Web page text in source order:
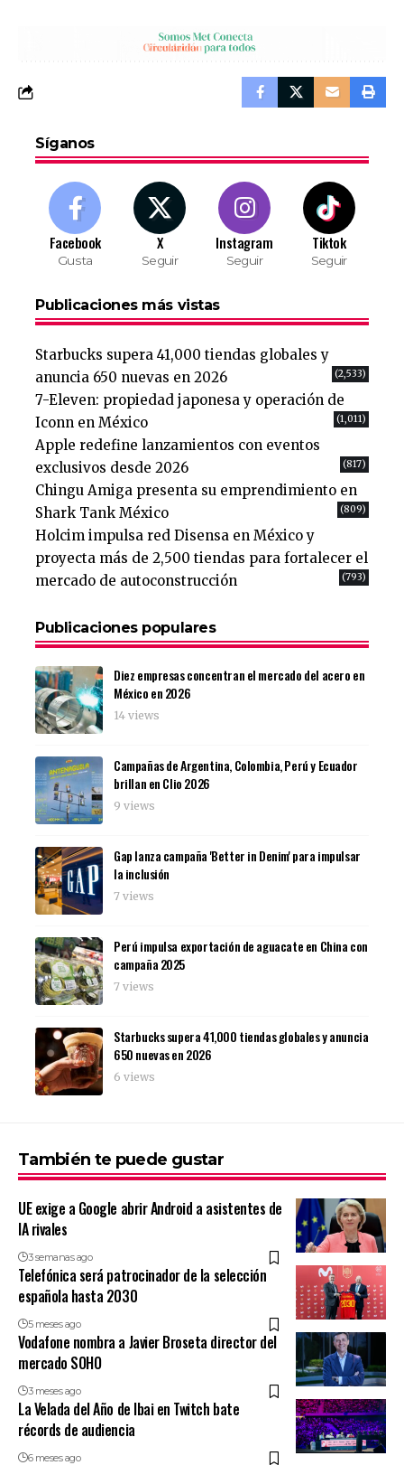
Síganos
Facebook
Gusta
X
Seguir
Instagram
Seguir
Tiktok
Seguir
Publicaciones más vistas
Starbucks supera 41,000 tiendas globales y
anuncia 650 nuevas en 2026
(2,533)
7-Eleven: propiedad japonesa y operación de
Iconn en México
(1,011)
Apple redefine lanzamientos con eventos
exclusivos desde 2026
(817)
Chingu Amiga presenta su emprendimiento en
Shark Tank México
(809)
Holcim impulsa red Disensa en México y
proyecta más de 2,500 tiendas para fortalecer el
mercado de autoconstrucción
(793)
Publicaciones populares
Diez empresas concentran el mercado del acero en
México en 2026
14 views
Campañas de Argentina, Colombia, Perú y Ecuador
brillan en Clio 2026
9 views
Gap lanza campaña 'Better in Denim' para impulsar
la inclusión
7 views
Perú impulsa exportación de aguacate en China con
campaña 2025
7 views
Starbucks supera 41,000 tiendas globales y anuncia
650 nuevas en 2026
6 views
También te puede gustar
UE exige a Google abrir Android a asistentes de
IA rivales
3 semanas ago
Telefónica será patrocinador de la selección
española hasta 2030
5 meses ago
Vodafone nombra a Javier Broseta director del
mercado SOHO
3 meses ago
La Velada del Año de Ibai en Twitch bate
récords de audiencia
6 meses ago